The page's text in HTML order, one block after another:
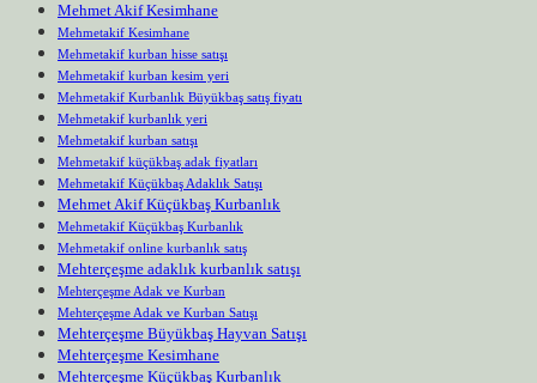
Mehmet Akif Kesimhane
Mehmetakif Kesimhane
Mehmetakif kurban hisse satışı
Mehmetakif kurban kesim yeri
Mehmetakif Kurbanlık Büyükbaş satış fiyatı
Mehmetakif kurbanlık yeri
Mehmetakif kurban satışı
Mehmetakif küçükbaş adak fiyatları
Mehmetakif Küçükbaş Adaklık Satışı
Mehmet Akif Küçükbaş Kurbanlık
Mehmetakif Küçükbaş Kurbanlık
Mehmetakif online kurbanlık satış
Mehterçeşme adaklık kurbanlık satışı
Mehterçeşme Adak ve Kurban
Mehterçeşme Adak ve Kurban Satışı
Mehterçeşme Büyükbaş Hayvan Satışı
Mehterçeşme Kesimhane
Mehterçeşme Küçükbaş Kurbanlık